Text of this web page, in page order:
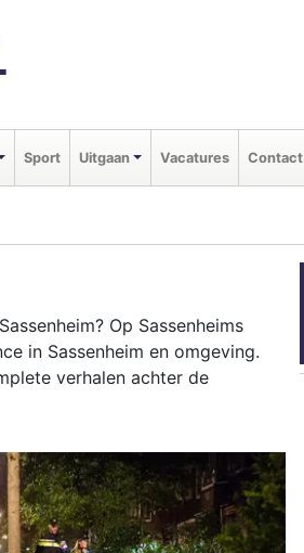
Sport Uitgaan Vacatures Contact
Op Sassenheims
in Sassenheim en omgeving.
verhalen achter de
Voorhout, Warmond en de